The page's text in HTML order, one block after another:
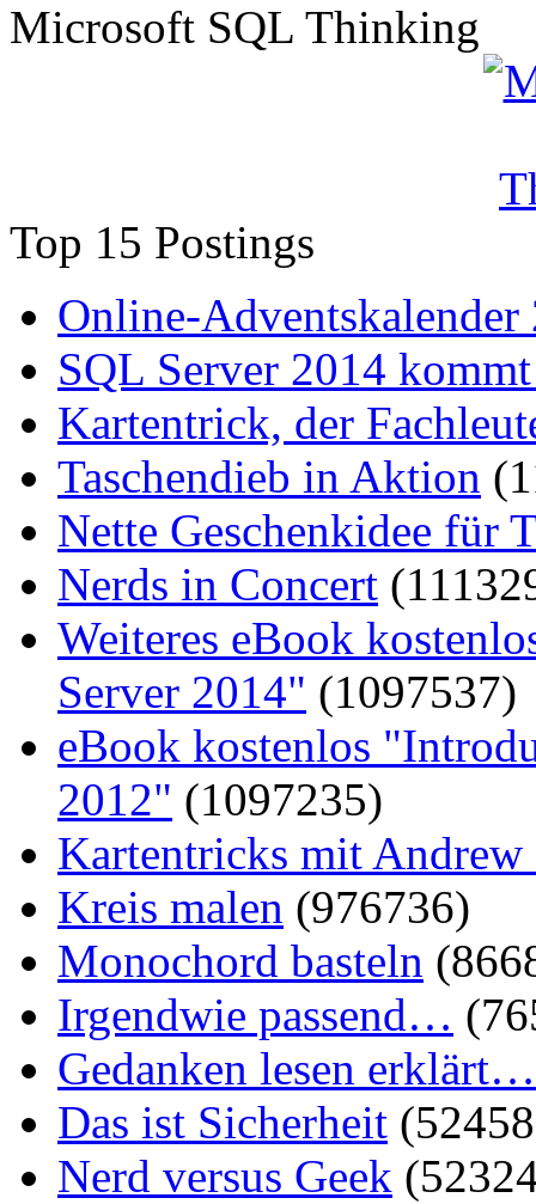
Microsoft SQL Thinking
Top 15 Postings
Online-Adventskalender
SQL Server 2014
Kartentrick, der
Taschendieb in Aktion
Nette Geschenkidee für
Nerds in Concert
Weiteres eBook
Server 2014" (1097537)
eBook kostenlos
2012" (1097235)
Kartentricks mit
Kreis malen (976736)
Monochord basteln
Irgendwie passend…
Gedanken lesen erklärt…
Das ist Sicherheit
Nerd versus Geek